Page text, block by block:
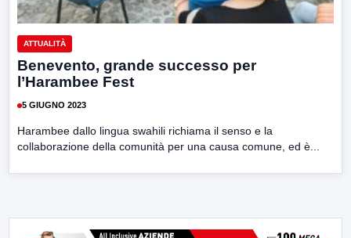
ATTUALITÀ
Benevento, grande successo per
l’Harambee Fest
5 GIUGNO 2023
Harambee dallo lingua swahili richiama il senso e la
collaborazione della comunità per una causa comune, ed è...